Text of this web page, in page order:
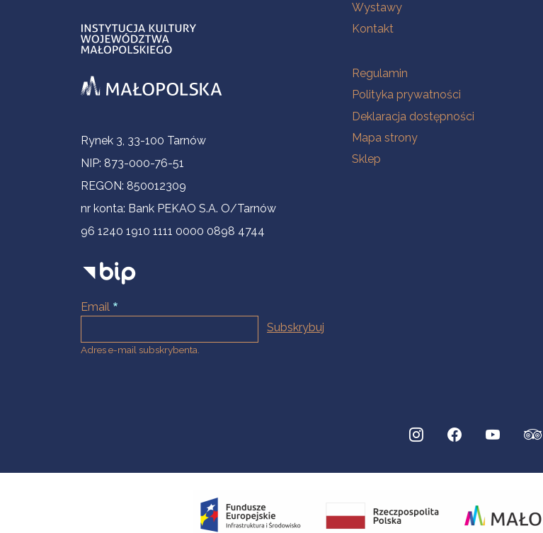
Informacje kontaktowe
Rynek 3, 33-100 Tarnów
NIP: 873-000-76-51
REGON: 850012309
nr konta: Bank PEKAO S.A. O/Tarnów
96 1240 1910 1111 0000 0898 4744
Email
Adres e-mail subskrybenta.
Wystawy
Kontakt
Na skróty
Regulamin
Polityka prywatności
Deklaracja dostępności
Mapa strony
Sklep